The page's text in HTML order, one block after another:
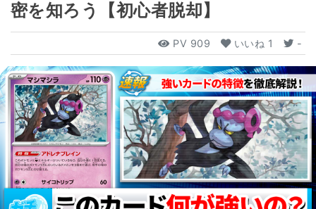
密を知ろう【初心者脱却】
PV 909 いいね 1 -